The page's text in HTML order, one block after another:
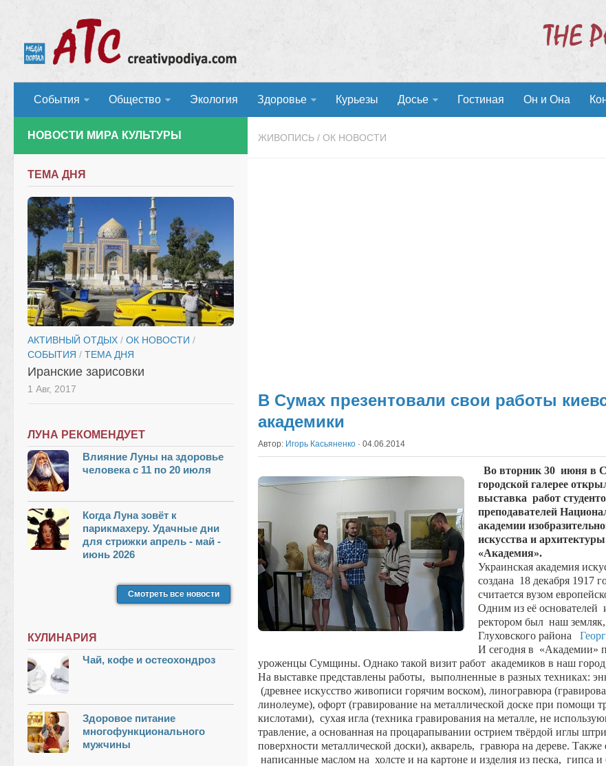
События Общество Экология Здоровье Курьезы Досье Гостиная Он и Она
ЖИВОПИСЬ / ОК НОВОСТИ
В Сумах презентовали свои работы
академики
Автор: Игорь Касьяненко · 04.06.2014
Во вторник 30 июня в
городской галерее
выставка работ
преподавателей
академии
искусства и архитектуры
«Академия».
Украинская академия
создана 18 декабря 1917
считается вузом
Одним из её основателей
ректором был наш земляк,
Глуховского района
И сегодня в «Академии»
уроженцы Сумщины. Однако такой визит работ академиков в наш
На выставке представлены работы, выполненные в разных техниках:
(древнее искусство живописи горячим воском), линогравюра
линолеуме), офорт (гравирование на металлической доске при помощи
кислотами), сухая игла (техника гравирования на металле, не
травление, а основанная на процарапывании острием твёрдой иглы
поверхности металлической доски), акварель, гравюра на дереве. Также
написанные маслом на холсте и на картоне и изделия из песка, гипса и
НОВОСТИ МИРА КУЛЬТУРЫ
ТЕМА ДНЯ
АКТИВНЫЙ ОТДЫХ / ОК НОВОСТИ /
СОБЫТИЯ / ТЕМА ДНЯ
Иранские зарисовки
1 Авг, 2017
ЛУНА РЕКОМЕНДУЕТ
Влияние Луны на здоровье
человека с 11 по 20 июля
Когда Луна зовёт к
парикмахеру. Удачные дни
для стрижки апрель - май -
июнь 2026
Смотреть все новости
КУЛИНАРИЯ
Чай, кофе и остеохондроз
Здоровое питание
многофункционального
мужчины